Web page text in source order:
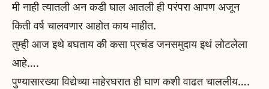
मी नाही त्यातली अन कडी घाल आतली ही परंपरा आपण अजून
किती वर्ष चालवणार आहोत काय माहीत.
तुम्ही आज इथे बघताय की कसा प्रचंड जनसमुदाय इथं लोटलेला
आहे….
पुण्यासारख्या विद्येच्या माहेरघरात ही घाण कशी वाढत चाललीय….